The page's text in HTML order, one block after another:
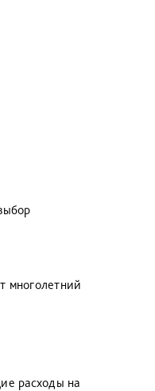
многолетний
расходы на